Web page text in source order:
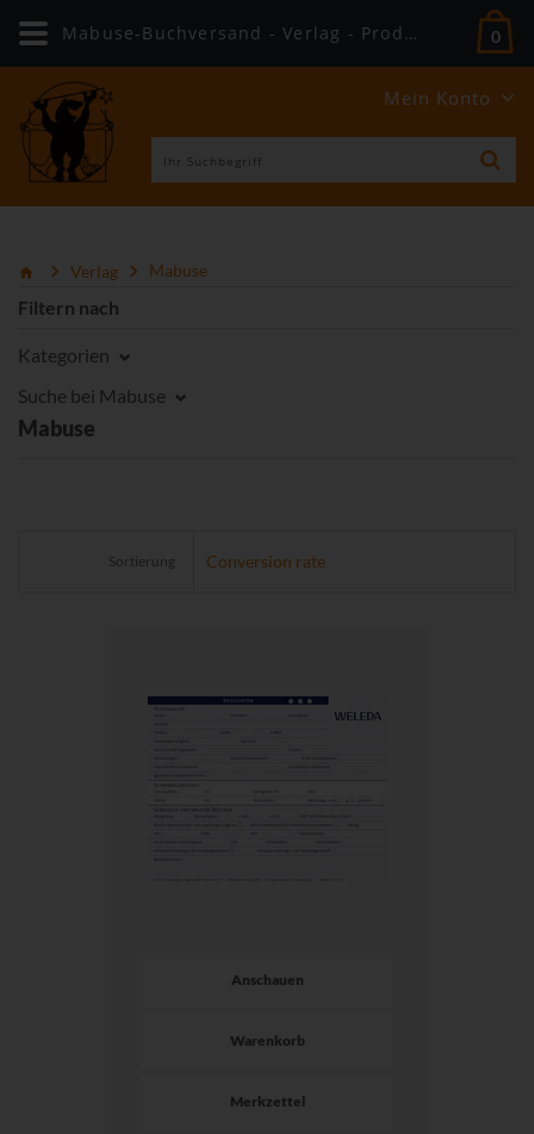
Mein Konto
0
Verlag Mabuse
Filtern nach
Kategorien
Suche bei Mabuse
Mabuse
Sortierung
Anschauen
Warenkorb
Merkzettel
Mabuse-Buchversand - Verlag - Produkte